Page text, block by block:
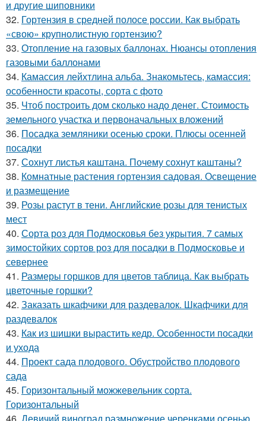
и другие шиповники
32. Гортензия в средней полосе россии. Как выбрать
«свою» крупнолистную гортензию?
33. Отопление на газовых баллонах. Нюансы отопления
газовыми баллонами
34. Камассия лейхтлина альба. Знакомьтесь, камассия:
особенности красоты, сорта с фото
35. Чтоб построить дом сколько надо денег. Стоимость
земельного участка и первоначальных вложений
36. Посадка земляники осенью сроки. Плюсы осенней
посадки
37. Сохнут листья каштана. Почему сохнут каштаны?
38. Комнатные растения гортензия садовая. Освещение
и размещение
39. Розы растут в тени. Английские розы для тенистых
мест
40. Сорта роз для Подмосковья без укрытия. 7 самых
зимостойких сортов роз для посадки в Подмосковье и
севернее
41. Размеры горшков для цветов таблица. Как выбрать
цветочные горшки?
42. Заказать шкафчики для раздевалок. Шкафчики для
раздевалок
43. Как из шишки вырастить кедр. Особенности посадки
и ухода
44. Проект сада плодового. Обустройство плодового
сада
45. Горизонтальный можжевельник сорта.
Горизонтальный